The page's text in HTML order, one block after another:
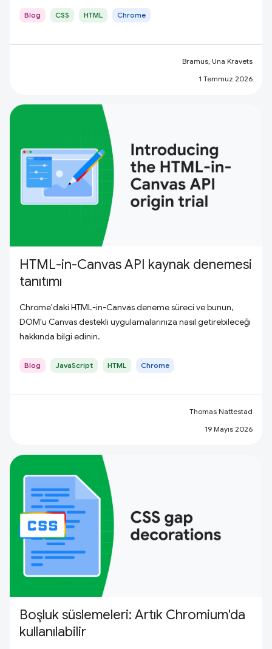
Blog CSS HTML Chrome
Bramus, Una Kravets
1 Temmuz 2026
HTML-in-Canvas API kaynak denemesi
tanıtımı
Chrome'daki HTML-in-Canvas deneme süreci ve bunun,
DOM'u Canvas destekli uygulamalarınıza nasıl getirebileceği
hakkında bilgi edinin.
Blog JavaScript HTML Chrome
Thomas Nattestad
19 Mayıs 2026
Boşluk süslemeleri: Artık Chromium'da
kullanılabilir